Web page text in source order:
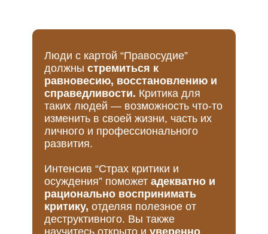
Люди с картой “Правосудие”
должны стремиться к
равновесию, восстановлению и
справедливости. Критика для
таких людей — возможность что-то
изменить в своей жизни, часть их
личного и профессионального
развития.
Интенсив “Страх критики и
осуждения” поможет адекватно и
рационально воспринимать
критику, отделяя полезное от
деструктивного. Вы также
научитесь открыто и уверенно